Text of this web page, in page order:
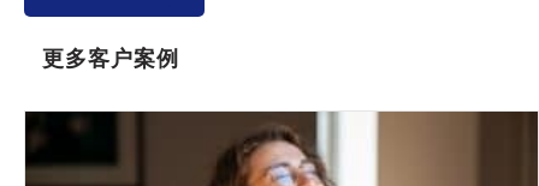
更多客户案例